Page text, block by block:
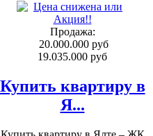
Продажа:
20.000.000 руб
19.035.000 руб
Купить квартиру в
Я...